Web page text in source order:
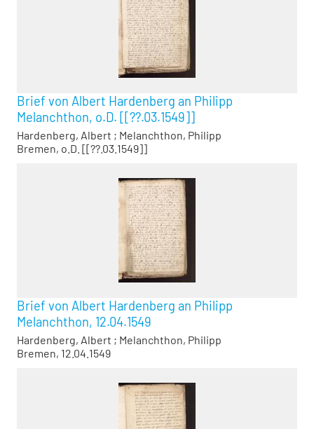
Brief von Albert Hardenberg an Philipp
Melanchthon, o.D. [[??.03.1549]]
Hardenberg, Albert ; Melanchthon, Philipp
Bremen, o.D. [[??.03.1549]]
Brief von Albert Hardenberg an Philipp
Melanchthon, 12.04.1549
Hardenberg, Albert ; Melanchthon, Philipp
Bremen, 12.04.1549